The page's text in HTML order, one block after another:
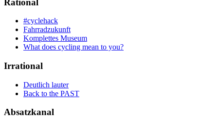
#cyclehack
Fahrradzukunft
Komplettes Museum
What does cycling mean to you?
Irrational
Deutlich lauter
Back to the PAST
Absatzkanal